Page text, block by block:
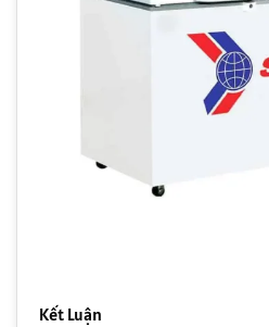
Kết Luận